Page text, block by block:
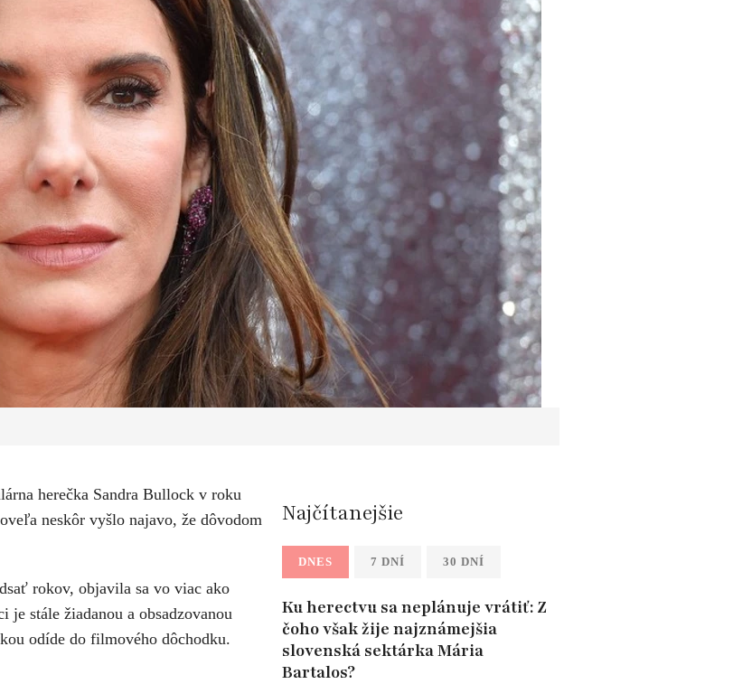
herečka Sandra Bullock v roku
neskôr vyšlo najavo, že dôvodom
rokov, objavila sa vo viac ako
je stále žiadanou a obsadzovanou
odíde do filmového dôchodku.
Najčítanejšie
DNES 7 DNÍ 30 DNÍ
Ku herectvu sa neplánuje vrátiť: Z
čoho však žije najznámejšia
slovenská sektárka Mária
Bartalos?